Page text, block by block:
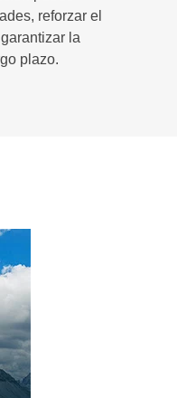
reforzar el
la
plazo.